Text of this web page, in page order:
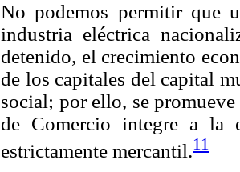
No podemos permitir que
industria eléctrica
detenido, el crecimiento
de los capitales del capital
social; por ello, se
de Comercio integre a la
estrictamente mercantil.11